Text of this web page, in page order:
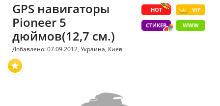
HOT VIP
СТИКЕР WWW
GPS навигаторы
Pioneer 5
дюймов(12,7 см.)
Добавлено: 07.09.2012, Украина, Киев